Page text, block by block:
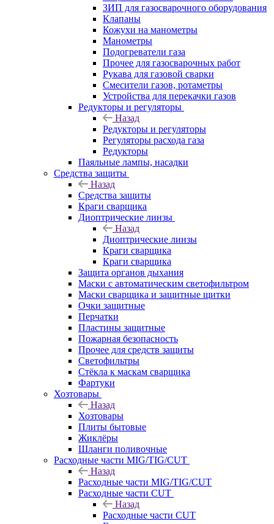
ЗИП для газосварочного оборудования
Клапаны
Кожухи на манометры
Манометры
Подогреватели газа
Прочее для газосварочных работ
Рукава для газовой сварки
Смесители газов, ротаметры
Устройства для перекачки газов
Редукторы и регуляторы
Назад
Редукторы и регуляторы
Регуляторы расхода газа
Редукторы
Паяльные лампы, насадки
Средства защиты
Назад
Средства защиты
Краги сварщика
Диоптрические линзы
Назад
Диоптрические линзы
Краги сварщика
Краги сварщика
Защита органов дыхания
Маски с автоматическим светофильтром
Маски сварщика и защитные щитки
Очки защитные
Перчатки
Пластины защитные
Пожарная безопасность
Прочее для средств защиты
Светофильтры
Стёкла к маскам сварщика
Фартуки
Хозтовары
Назад
Хозтовары
Плиты бытовые
Жиклёры
Шланги поливочные
Расходные части MIG/TIG/CUT
Назад
Расходные части MIG/TIG/CUT
Расходные части CUT
Назад
Расходные части CUT